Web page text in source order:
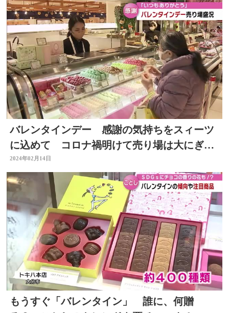
バレンタインデー 感謝の気持ちをスィーツ
に込めて コロナ禍明けて売り場は大にぎわ
い 大分
2024年02月14日
もうすぐ「バレンタイン」 誰に、何贈